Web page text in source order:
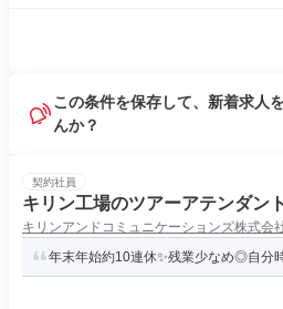
この条件を保存して、新着求人
んか？
契約社員
キリン工場のツアーアテンダント
キリンアンドコミュニケーションズ株式会
年末年始約10連休✨残業少なめ◎自分